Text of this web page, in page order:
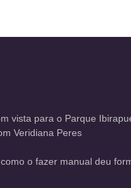
vista para o Parque
Veridiana Peres
o fazer manual deu